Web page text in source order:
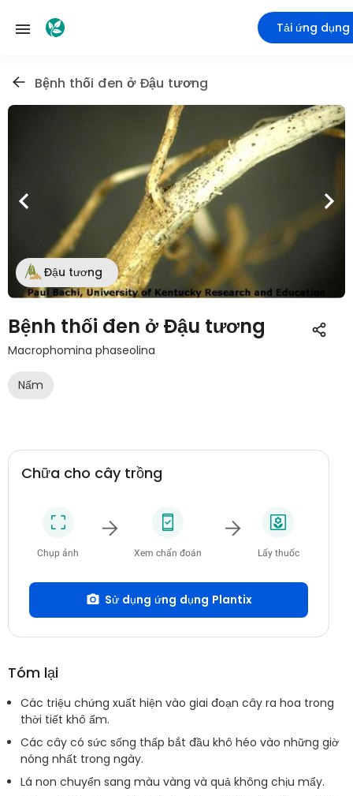
Tải ứng dụng
Bệnh thối đen ở Đậu tương
Đậu tương
Bệnh thối đen ở Đậu tương
Macrophomina phaseolina
Nấm
Chữa cho cây trồng
Chụp ảnh Xem chẩn đoán Lấy thuốc
Sử dụng ứng dụng Plantix
Tóm lại
Các triệu chứng xuất hiện vào giai đoạn cây ra hoa trong
thời tiết khô ấm.
Các cây có sức sống thấp bắt đầu khô héo vào những giờ
nóng nhất trong ngày.
Lá non chuyển sang màu vàng và quả không chịu mẩy.